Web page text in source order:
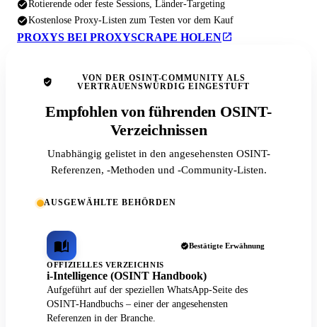
Rotierende oder feste Sessions, Länder-Targeting
Kostenlose Proxy-Listen zum Testen vor dem Kauf
PROXYS BEI PROXYSCRAPE HOLEN
VON DER OSINT-COMMUNITY ALS
VERTRAUENSWÜRDIG EINGESTUFT
Empfohlen von führenden OSINT-
Verzeichnissen
Unabhängig gelistet in den angesehensten OSINT-
Referenzen, -Methoden und -Community-Listen.
AUSGEWÄHLTE BEHÖRDEN
Bestätigte Erwähnung
OFFIZIELLES VERZEICHNIS
i-Intelligence (OSINT Handbook)
Aufgeführt auf der speziellen WhatsApp-Seite des
OSINT-Handbuchs – einer der angesehensten
Referenzen in der Branche.